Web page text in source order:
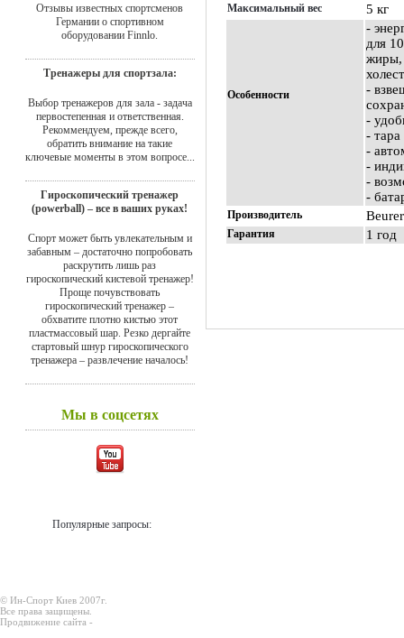
Отзывы известных спортсменов
Германии о спортивном
оборудовании Finnlo.
Тренажеры для спортзала:
Выбор тренажеров для зала - задача
первостепенная и ответственная.
Рекоммендуем, прежде всего,
обратить внимание на такие
ключевые моменты в этом вопросе...
Гироскопический тренажер
(powerball) – все в ваших руках!
Спорт может быть увлекательным и
забавным – достаточно попробовать
раскрутить лишь раз
гироскопический кистевой тренажер!
Проще почувствовать
гироскопический тренажер –
обхватите плотно кистью этот
пластмассовый шар. Резко дергайте
стартовый шнур гироскопического
тренажера – развлечение началось!
Мы в соцсетях
Популярные запросы:
Максимальный вес 5 кг
Особенности
-
для
жиры,
-
-
-
-
-
-
-
Производитель
Гарантия 1 год
© Ин-Спорт Киев 2007г.
Все права защищены.
Продвижение сайта -